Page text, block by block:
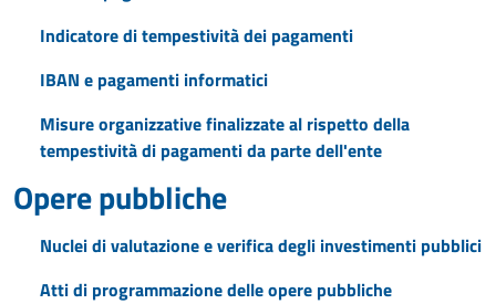
Indicatore di tempestività dei pagamenti
IBAN e pagamenti informatici
Misure organizzative finalizzate al rispetto della
tempestività di pagamenti da parte dell'ente
Opere pubbliche
Nuclei di valutazione e verifica degli investimenti pubblici
Atti di programmazione delle opere pubbliche